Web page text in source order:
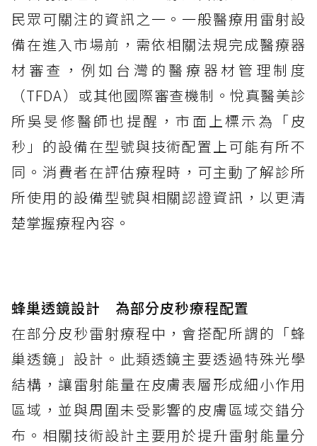
民眾可關注的資訊之一。一般醫療用雷射設
備在進入市場前，需依相關法規完成醫療器
材審查，例如台灣的醫療器材管理制度
（TFDA）或其他國際審查機制。悅真醫美診
所吳旻修醫師也提醒，市面上標示為「皮
秒」的設備在型號與技術配置上可能有所不
同。消費者在評估療程時，可主動了解診所
所使用的設備型號與相關認證資訊，以更清
楚掌握療程內容。
蜂巢透鏡設計 為部分皮秒療程配置
在部分皮秒雷射療程中，會搭配所謂的「蜂
巢透鏡」設計。此類透鏡主要透過特殊光學
結構，讓雷射能量在皮膚表層形成細小作用
區域，並與周圍未受影響的皮膚區域交錯分
布。相關技術設計主要用於提升雷射能量分